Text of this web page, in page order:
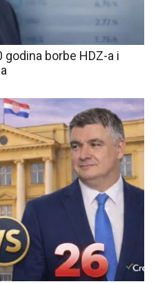
borbe HDZ-a i